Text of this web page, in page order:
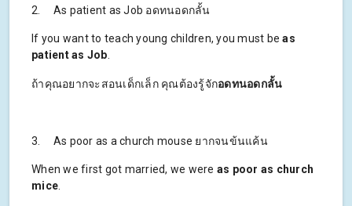
2. As patient as Job อดทนอดกลั้น
If you want to teach young children, you must beas
patient as Job
ถ้าคุณอยากจะสอนเด็กเล็ก คุณต้องรู้จักอดทนอดกลั้น
3. As poor as a church mouse ยากจนข้นแค้น
When we first got married, we were as poor as church
mice